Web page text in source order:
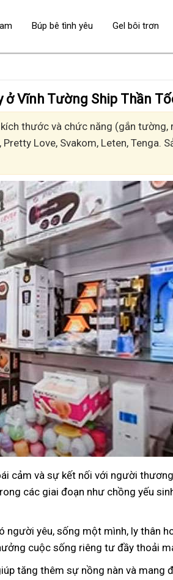
ở Vĩnh Tường Ship Thần
thước và chức năng (gắn tường,
Love, Svakom, Leten, Tenga.
cảm và sự kết nối với người
các giai đoạn như chồng yếu
yêu, sống một mình, ly thân
cuộc sống riêng tư đầy thoải
tăng thêm sự nồng nàn và mang
Búp bê tình yêu Gel bôi trơn